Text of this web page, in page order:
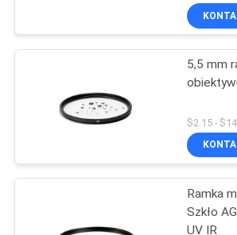
5,5 mm
$2.15 -
Ramka
Szkło
UV IR